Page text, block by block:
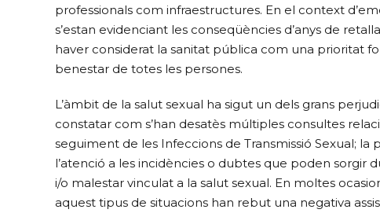
professionals com infraestructures. En el context
s’estan evidenciant les conseqüències d’anys de
haver considerat la sanitat pública com una prioritat
benestar de totes les persones.
L’àmbit de la salut sexual ha sigut un dels grans
constatar com s’han desatès múltiples consultes
seguiment de les Infeccions de Transmissió Sexual;
l’atenció a les incidències o dubtes que poden sorgir
i/o malestar vinculat a la salut sexual. En moltes
aquest tipus de situacions han rebut una negativa